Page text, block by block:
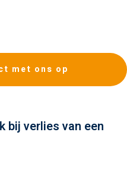
met ons op
bij verlies van een